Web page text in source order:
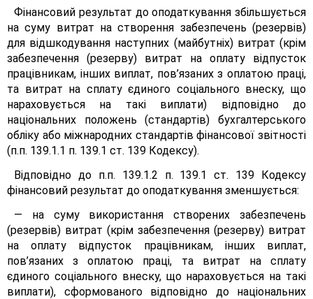
Фінансовий результат до оподаткування збільшується
на суму витрат на створення забезпечень (резервів)
для відшкодування наступних (майбутніх) витрат (крім
забезпечення (резерву) витрат на оплату відпусток
працівникам, інших виплат, пов’язаних з оплатою праці,
та витрат на сплату єдиного соціального внеску, що
нараховується на такі виплати) відповідно до
національних положень (стандартів) бухгалтерського
обліку або міжнародних стандартів фінансової звітності
(п.п. 139.1.1 п. 139.1 ст. 139 Кодексу).
Відповідно до п.п. 139.1.2 п. 139.1 ст. 139 Кодексу
фінансовий результат до оподаткування зменшується:
— на суму використання створених забезпечень
(резервів) витрат (крім забезпечення (резерву) витрат
на оплату відпусток працівникам, інших виплат,
пов’язаних з оплатою праці, та витрат на сплату
єдиного соціального внеску, що нараховується на такі
виплати), сформованого відповідно до національних